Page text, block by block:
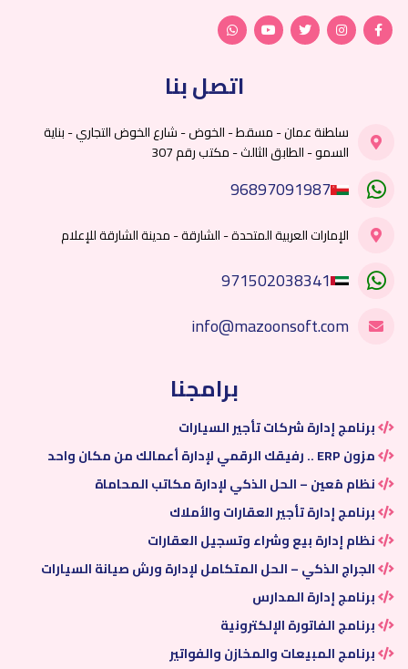
اتصل بنا
سلطنة عمان - مسقط - الخوض - شارع الخوض التجاري - بناية
السمو - الطابق الثالث - مكتب رقم 307
96897091987
الإمارات العربية المتحدة - الشارقة - مدينة الشارقة للإعلام
971502038341
info@mazoonsoft.com
برامجنا
برنامج إدارة شركات تأجير السيارات
مزون ERP .. رفيقك الرقمي لإدارة أعمالك من مكان واحد
نظام مُعين – الحل الذكي لإدارة مكاتب المحاماة
برنامج إدارة تأجير العقارات والأملاك
نظام إدارة بيع وشراء وتسجيل العقارات
الجراج الذكي – الحل المتكامل لإدارة ورش صيانة السيارات
برنامج إدارة المدارس
برنامج الفاتورة الإلكترونية
برنامج المبيعات والمخازن والفواتير